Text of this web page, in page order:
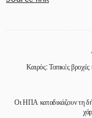
Καιρός: Τοπικές
Οι ΗΠΑ καταδικάζουν τη